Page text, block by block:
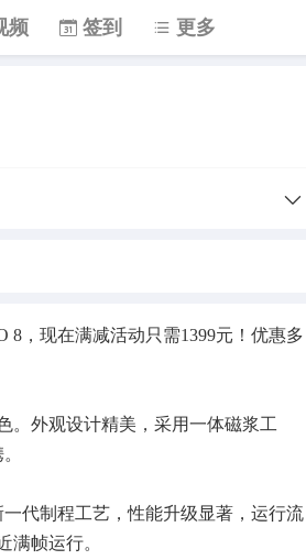
频 签到 更多
，现在满减活动只需1399元！优惠多
外观设计精美，采用一体磁浆工
代制程工艺，性能升级显著，运行流
满帧运行。